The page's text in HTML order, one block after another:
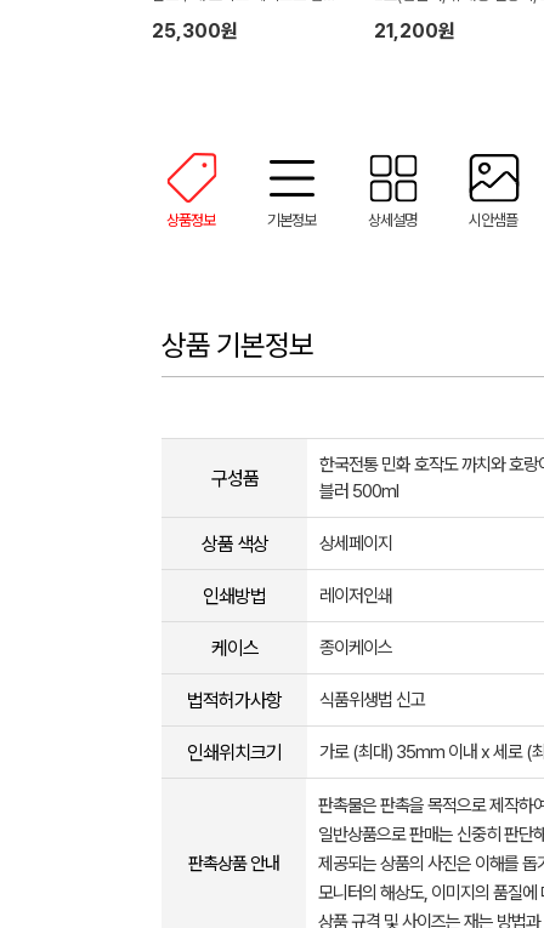
러 350ml 기프팅
25,300원
기피제, 썬스틱)
21,200원
상품정보 기본정보 상세설명 시안샘플
상품 기본정보
구성품
한국전통 민화 호작도 까치와 호랑
블러 500ml
상품 색상 상세페이지
인쇄방법 레이저인쇄
케이스 종이케이스
법적허가사항 식품위생법 신고
인쇄위치크기 가로 (최대) 35mm 이내 x 세로 (
판촉상품 안내
판촉물은 판촉을 목적으로 제작하
일반상품으로 판매는 신중히 판단
제공되는 상품의 사진은 이해를
모니터의 해상도, 이미지의 품질
상품 규격 및 사이즈는 재는 방법